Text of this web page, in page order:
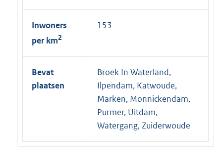
Inwoners
per km2
153
Bevat
plaatsen
Broek In Waterland,
Ilpendam, Katwoude,
Marken, Monnickendam,
Purmer, Uitdam,
Watergang, Zuiderwoude